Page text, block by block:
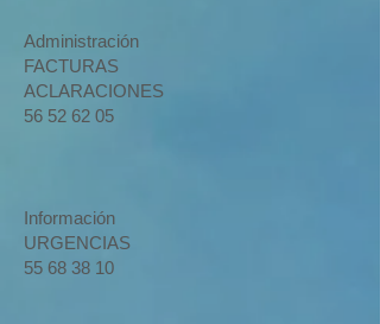
Administración
FACTURAS
ACLARACIONES
56 52 62 05
Información
URGENCIAS
55 68 38 10